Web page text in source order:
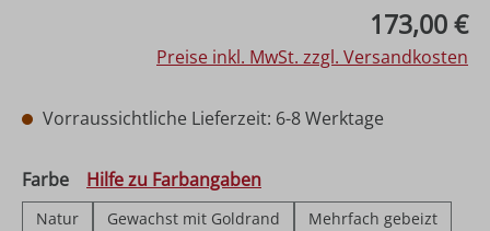
173,00 €
Preise inkl. MwSt. zzgl. Versandkosten
Vorraussichtliche Lieferzeit: 6-8 Werktage
Farbeauswählen
Hilfe zu Farbangaben
Natur Gewachst mit Goldrand
Mehrfach gebeizt